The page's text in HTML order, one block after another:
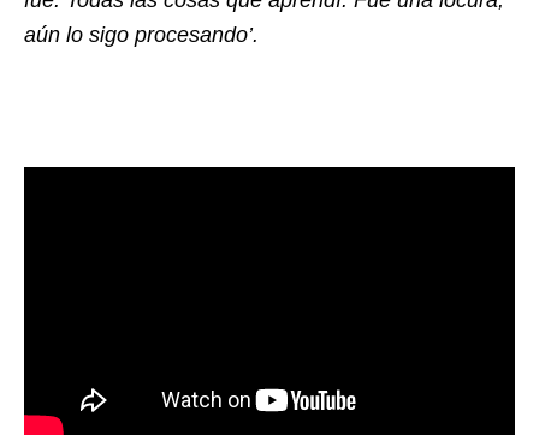
aún lo sigo procesando’.